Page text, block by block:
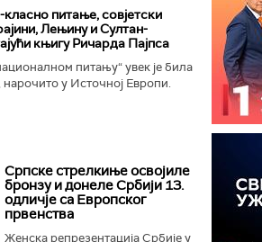
питање, совјетски
Лењину и Султан-
књигу Ричарда Пајпса
питању“ увек је била
нарочито у Источној Европи.
Српске стрелкиње освојиле
бронзу и донеле Србији 13.
одличје са Европског
првенства
Женска репрезентација Србије у